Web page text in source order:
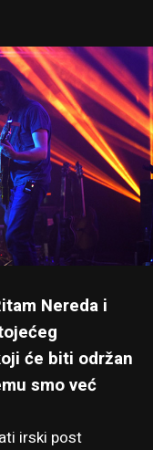
Nereda i
će biti održan
smo već
irski post